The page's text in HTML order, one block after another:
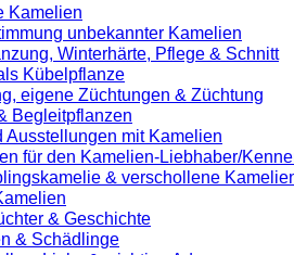
Kamelien
unbekannter Kamelien
Winterhärte, Pflege & Schnitt
Kübelpflanze
eigene Züchtungen & Züchtung
Begleitpflanzen
mit Kamelien
für den Kamelien-Liebhaber/
& verschollene
& Geschichte
& Schädlinge